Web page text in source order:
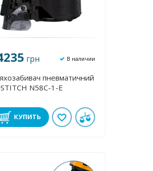
грн В наличии
пневматичний
N58C-1-E
КУПИТЬ